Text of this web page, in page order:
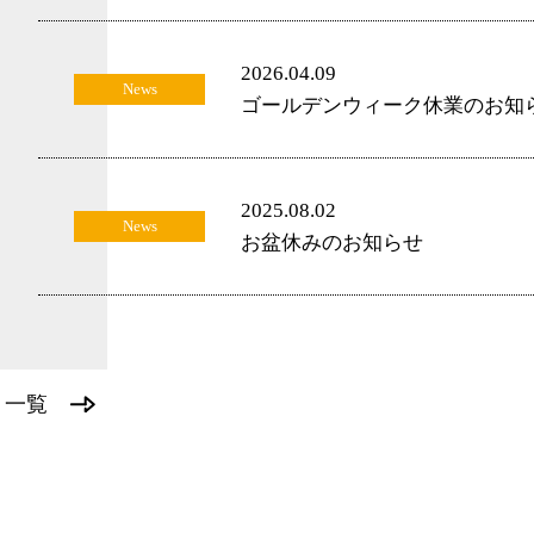
一覧
News
2026.04.09
ゴールデンウィーク休業のお知
News
2025.08.02
お盆休みのお知らせ